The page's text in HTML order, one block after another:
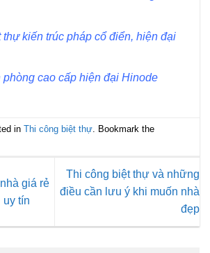
thự kiến trúc pháp cổ điển, hiện đại
phòng cao cấp hiện đại Hinode
inThi công biệt thự. Bookmark the
giá rẻ
uy tín
Thi công biệt thự và những
điều cần lưu ý khi muốn nhà
đẹp